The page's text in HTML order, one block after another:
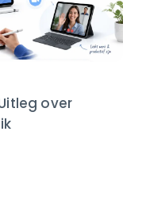
over